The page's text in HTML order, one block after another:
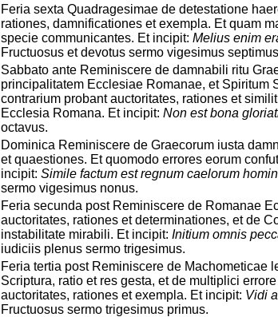
Feria sexta Quadragesimae de detestatione
rationes, damnificationes et exempla. Et quam
specie communicantes. Et incipit:Melius enim
Fructuosus et devotus sermo vigesimus
Sabbato ante Reminiscere de damnabili ritu
principalitatem Ecclesiae Romanae, et Spiritum
contrarium probant auctoritates, rationes et
Ecclesia Romana. Et incipit:Non est bona
octavus.
Dominica Reminiscere de Graecorum iusta
et quaestiones. Et quomodo errores eorum
incipit:Simile factum est regnum caelorum
sermo vigesimus nonus.
Feria secunda post Reminiscere de Romanae
auctoritates, rationes et determinationes, et de
instabilitate mirabili. Et incipit:Initium omnis
iudiciis plenus sermo trigesimus.
Feria tertia post Reminiscere de Machometicae
Scriptura, ratio et res gesta, et de multiplici
auctoritates, rationes et exempla. Et incipit: Vidi
Fructuosus sermo trigesimus primus.